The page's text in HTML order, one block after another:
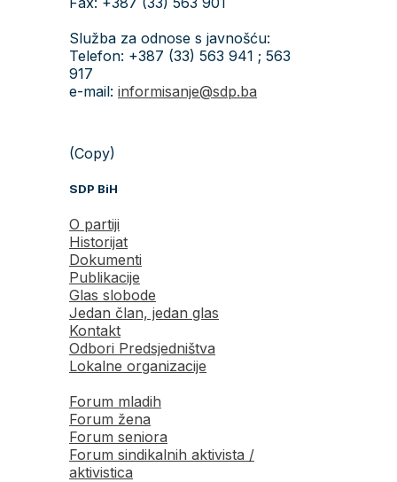
Služba za odnose s javnošću:
Telefon: +387 (33) 563 941 ; 563
917
e-mail: informisanje@sdp.ba
(Copy)
SDP BiH
O partiji
Historijat
Dokumenti
Publikacije
Glas slobode
Jedan član, jedan glas
Kontakt
Odbori Predsjedništva
Lokalne organizacije
Forum mladih
Forum žena
Forum seniora
Forum sindikalnih aktivista /
aktivistica